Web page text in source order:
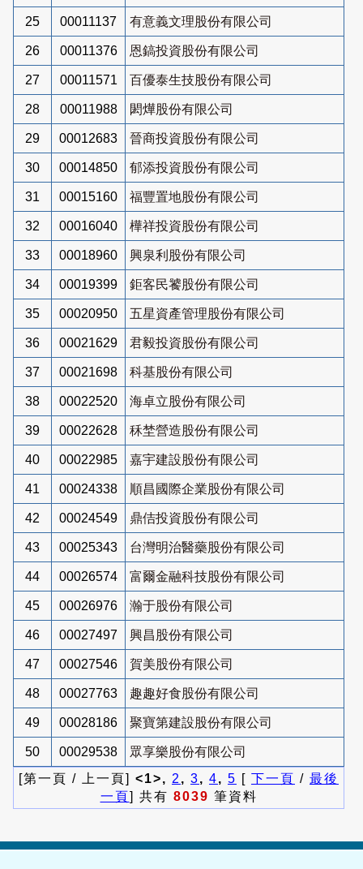
25 00011137 有意義文理股份有限公司
26 00011376 恩鎬投資股份有限公司
27 00011571 百優泰生技股份有限公司
28 00011988 閎燁股份有限公司
29 00012683 晉商投資股份有限公司
30 00014850 郁添投資股份有限公司
31 00015160 福豐置地股份有限公司
32 00016040 樺祥投資股份有限公司
33 00018960 興泉利股份有限公司
34 00019399 鉅客民饕股份有限公司
35 00020950 五星資產管理股份有限公司
36 00021629 君毅投資股份有限公司
37 00021698 科基股份有限公司
38 00022520 海卓立股份有限公司
39 00022628 秝埜營造股份有限公司
40 00022985 嘉宇建設股份有限公司
41 00024338 順昌國際企業股份有限公司
42 00024549 鼎佶投資股份有限公司
43 00025343 台灣明治醫藥股份有限公司
44 00026574 富爾金融科技股份有限公司
45 00026976 瀚于股份有限公司
46 00027497 興昌股份有限公司
47 00027546 賀美股份有限公司
48 00027763 趣趣好食股份有限公司
49 00028186 聚寶第建設股份有限公司
50 00029538
眾享樂股份有限公司
[第一頁 / 上一頁] <1>, 2 , 3, 4, 5 [ 下一頁 / 最後
一頁] 共有 8039 筆資料